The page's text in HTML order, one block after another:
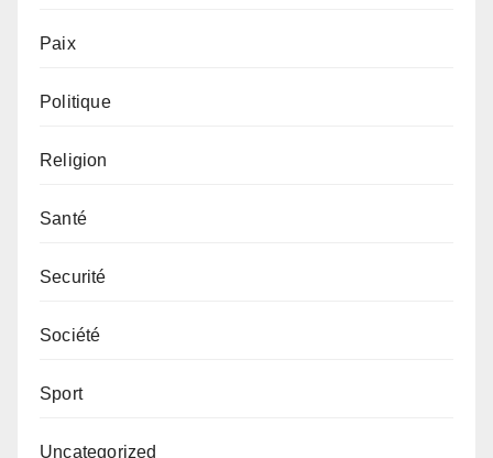
Paix
Politique
Religion
Santé
Securité
Société
Sport
Uncategorized